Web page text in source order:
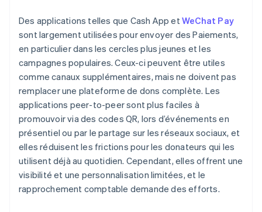
Des applications telles que Cash App etWeChat Pay
sont largement utilisées pour envoyer des Paiements,
en particulier dans les cercles plus jeunes et les
campagnes populaires. Ceux-ci peuvent être utiles
comme canaux supplémentaires, mais ne doivent pas
remplacer une plateforme de dons complète. Les
applications peer-to-peer sont plus faciles à
promouvoir via des codes QR, lors d’événements en
présentiel ou par le partage sur les réseaux sociaux, et
elles réduisent les frictions pour les donateurs qui les
utilisent déjà au quotidien. Cependant, elles offrent une
visibilité et une personnalisation limitées, et le
rapprochement comptable demande des efforts.